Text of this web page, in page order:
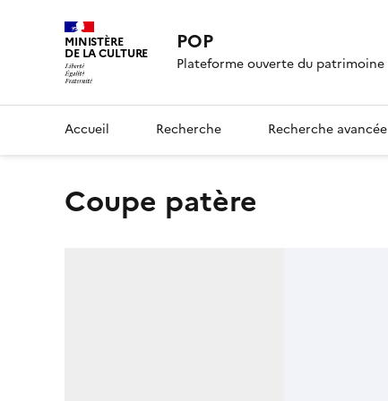
MINISTÈRE
DE LA CULTURE POP
Plateforme ouverte du patrimoine
Accueil Recherche Recherche avancée
coupe patère